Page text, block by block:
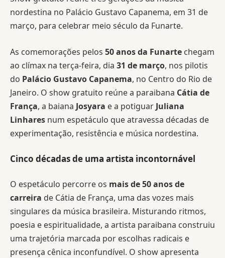
nordestina no Palácio Gustavo Capanema, em 31 de
março, para celebrar meio século da Funarte.
As comemorações pelos 50 anos da Funarte chegam
ao clímax na terça-feira, dia 31 de março, nos pilotis
do Palácio Gustavo Capanema, no Centro do Rio de
Janeiro. O show gratuito reúne a paraibana Cátia de
França, a baiana Josyara e a potiguar Juliana
Linhares num espetáculo que atravessa décadas de
experimentação, resistência e música nordestina.
Cinco décadas de uma artista incontornável
O espetáculo percorre os mais de 50 anos de
carreira de Cátia de França, uma das vozes mais
singulares da música brasileira. Misturando ritmos,
poesia e espiritualidade, a artista paraibana construiu
uma trajetória marcada por escolhas radicais e
presença cênica inconfundível. O show apresenta